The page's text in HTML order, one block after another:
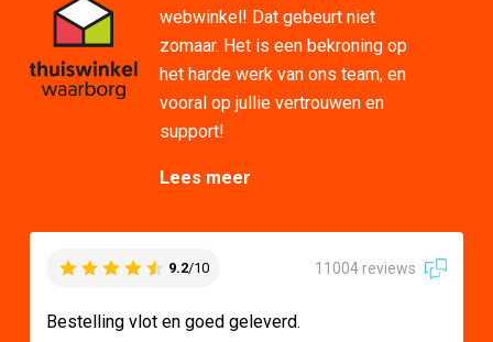
webwinkel! Dat gebeurt niet
zomaar. Het is een bekroning op
het harde werk van ons team, en
vooral op jullie vertrouwen en
support!
Lees meer
9.2/10 11004 reviews
Bestelling vlot en goed geleverd.